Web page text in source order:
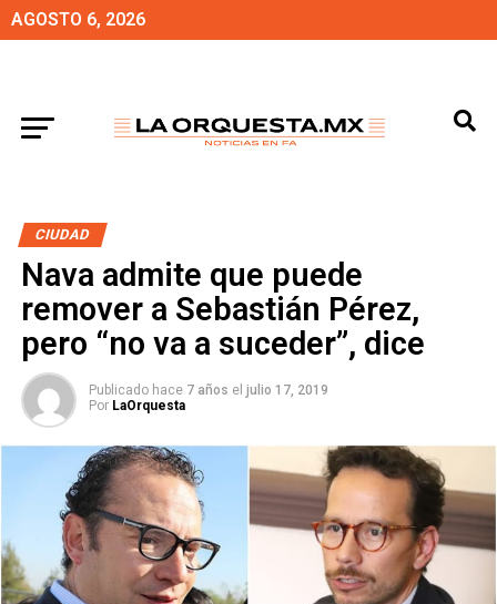
AGOSTO 6, 2026
CIUDAD
Nava admite que puede
remover a Sebastián Pérez,
pero “no va a suceder”, dice
Publicado hace 7 años el julio 17, 2019
Por LaOrquesta